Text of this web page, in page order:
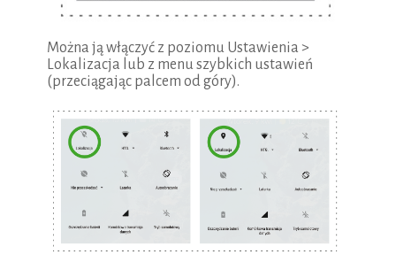
Można ją włączyć z poziomu Ustawienia >
Lokalizacja lub z menu szybkich ustawień
(przeciągając palcem od góry).